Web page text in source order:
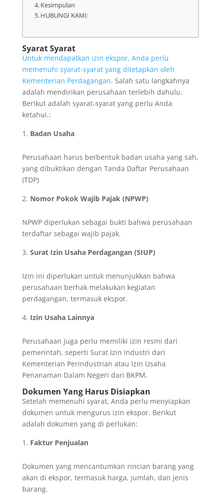
Kesimpulan
HUBUNGI KAMI:
Syarat Syarat
Untuk mendapatkan izin ekspor, Anda perlu
memenuhi syarat-syarat yang ditetapkan oleh
Kementerian Perdagangan. Salah satu langkahnya
adalah mendirikan perusahaan terlebih dahulu.
Berikut adalah syarat-syarat yang perlu Anda
ketahui.:
Badan Usaha
Perusahaan harus berbentuk badan usaha yang sah,
yang dibuktikan dengan Tanda Daftar Perusahaan
(TDP)
Nomor Pokok Wajib Pajak (NPWP)
NPWP diperlukan sebagai bukti bahwa perusahaan
terdaftar sebagai wajib pajak.
Surat Izin Usaha Perdagangan (SIUP)
Izin ini diperlukan untuk menunjukkan bahwa
perusahaan berhak melakukan kegiatan
perdagangan, termasuk ekspor.
Izin Usaha Lainnya
Perusahaan juga perlu memiliki izin resmi dari
pemerintah, seperti Surat Izin Industri dari
Kementerian Perindustrian atau Izin Usaha
Penanaman Dalam Negeri dari BKPM.
Dokumen Yang Harus Disiapkan
Setelah memenuhi syarat, Anda perlu menyiapkan
dokumen untuk mengurus izin ekspor. Berikut
adalah dokumen yang di perlukan:
Faktur Penjualan
Dokumen yang mencantumkan rincian barang yang
akan di ekspor, termasuk harga, jumlah, dan jenis
barang.